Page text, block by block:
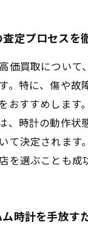
定プロセスを
価買取につい
。特に、傷や
おすすめします
、時計の動作
て決定されます
を選ぶことも成
時計を手放す